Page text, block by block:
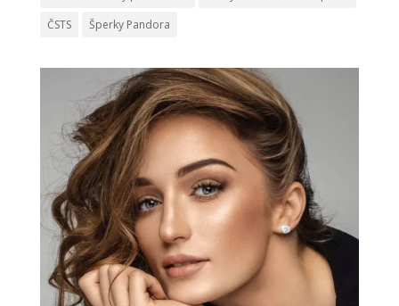
ČSTS
Šperky Pandora